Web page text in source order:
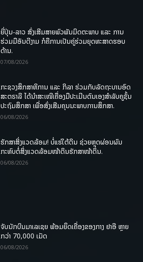
ຍີ່ປຸ່ນ-ລາວ ສົ່ງເສີມສາຍພົວພັນມິດຕະພາບ ແລະ ການ
ຮ່ວມມືອັນດີງາມ ກໍຄືການເປັນຄູ່ຮ່ວມຍຸດທະສາດຮອບ
ດ້ານ.
07/08/2026
ກະຊວງສຶກສາທິການ ແລະ ກິລາ ຮ່ວມກັບລັດຖະບານອົດ
ສະຕຣາລີ ໄດ້ນຳສະເໜີເຄື່ອງມືປະເມີນຕົນເອງສຳລັບຄູຊັ້ນ
ປະຖົມສຶກສາ ເພື່ອສົ່ງເສີມຄຸນນະພາບການສຶກສາ.
06/08/2026
ຮັກສາສິ່ງແວດລ້ອມ! ບໍ່ແຮ່ໃຕ້ດິນ ຊ່ວຍຫຼຸດຜ່ອນຜົນ
ກະທົບຕໍ່ສິ່ງແວດລ້ອມໜ້າດິນຮັກສາໜ້າດິນ.
06/08/2026
ຈັບນັກບິນມາເລເຊຍ ພ້ອມຍຶດເຄື່ອງຂອງກາງ ຢາອີ ຫຼາຍ
ກວ່າ 70,000 ເມັດ
06/08/2026